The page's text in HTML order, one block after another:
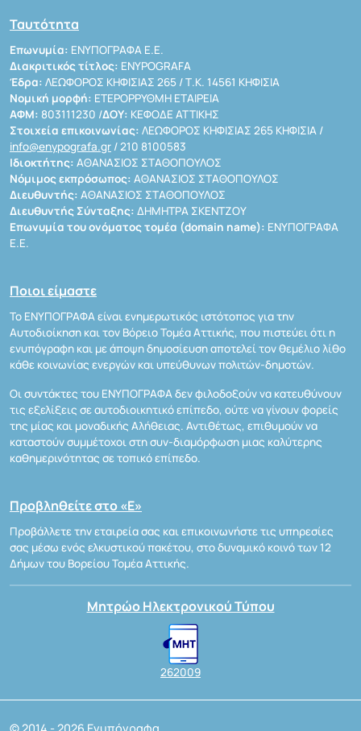
Ταυτότητα
Επωνυμία: ΕΝΥΠΟΓΡΑΦΑ Ε.Ε.
Διακριτικός τίτλος: ENYPOGRAFA
Έδρα: ΛΕΩΦΟΡΟΣ ΚΗΦΙΣΙΑΣ 265 / Τ.Κ. 14561 ΚΗΦΙΣΙΑ
Νομική μορφή: ΕΤΕΡΟΡΡΥΘΜΗ ΕΤΑΙΡΕΙΑ
ΑΦΜ: 803111230 /ΔΟΥ: ΚΕΦΟΔΕ ΑΤΤΙΚΗΣ
Στοιχεία επικοινωνίας: ΛΕΩΦΟΡΟΣ ΚΗΦΙΣΙΑΣ 265 ΚΗΦΙΣΙΑ /
info@enypografa.gr / 210 8100583
Ιδιοκτήτης: ΑΘΑΝΑΣΙΟΣ ΣΤΑΘΟΠΟΥΛΟΣ
Νόμιμος εκπρόσωπος: ΑΘΑΝΑΣΙΟΣ ΣΤΑΘΟΠΟΥΛΟΣ
Διευθυντής: ΑΘΑΝΑΣΙΟΣ ΣΤΑΘΟΠΟΥΛΟΣ
Διευθυντής Σύνταξης: ΔΗΜΗΤΡΑ ΣΚΕΝΤΖΟΥ
Επωνυμία του ονόματος τομέα (domain name): ΕΝΥΠΟΓΡΑΦΑ
Ε.Ε.
Ποιοι είμαστε
Το ΕΝΥΠΟΓΡΑΦΑ είναι ενημερωτικός ιστότοπος για την
Αυτοδιοίκηση και τον Βόρειο Τομέα Αττικής, που πιστεύει ότι η
ενυπόγραφη και με άποψη δημοσίευση αποτελεί τον θεμέλιο λίθο
κάθε κοινωνίας ενεργών και υπεύθυνων πολιτών-δημοτών.
Οι συντάκτες του ΕΝΥΠΟΓΡΑΦΑ δεν φιλοδοξούν να κατευθύνουν
τις εξελίξεις σε αυτοδιοικητικό επίπεδο, ούτε να γίνουν φορείς
της μίας και μοναδικής Αλήθειας. Αντιθέτως, επιθυμούν να
καταστούν συμμέτοχοι στη συν-διαμόρφωση μιας καλύτερης
καθημερινότητας σε τοπικό επίπεδο.
Προβληθείτε στο «Ε»
Προβάλλετε την εταιρεία σας και επικοινωνήστε τις υπηρεσίες
σας μέσω ενός ελκυστικού πακέτου, στο δυναμικό κοινό των 12
Δήμων του Βορείου Τομέα Αττικής.
Μητρώο Ηλεκτρονικού Τύπου
262009